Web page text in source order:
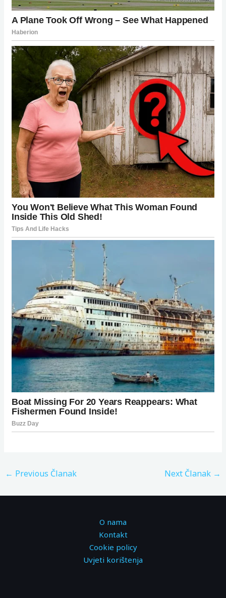
← Previous Članak Next Članak →
O nama
Kontakt
Cookie policy
Uvjeti korištenja